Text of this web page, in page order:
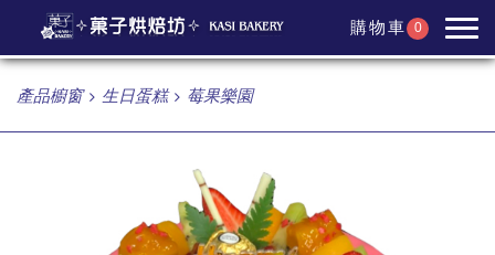
購物車 0
產品櫥窗 生日蛋糕 莓果樂園